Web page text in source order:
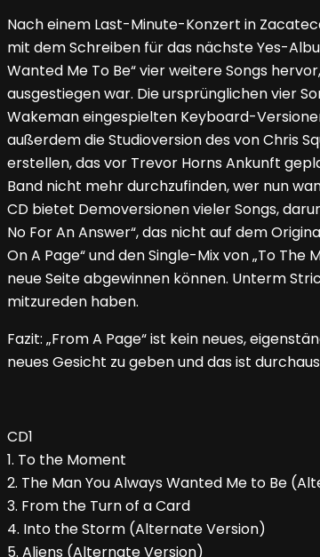
Nach einem Last-Minute-Konzert in
mit dem Schreiben für das nächste Yes-
Wanted Me To Be“ vier weitere Songs
ausgestiegen war. Die ursprünglichen vier
Wakeman eingespielten Keyboard-
außerdem die Studioversion des von Chris
erstellen, das vor Trevor Horns Ankunft
Band nicht mehr durchzufinden, wer nun
CD bietet Demoversionen vieler Songs,
No For An Answer“, das nicht auf dem
On A Page“ und den Single-Mix von „To
neue Seite abgewinnen können. Unterm
mitzureden haben.
Fazit: „From A Page“ ist kein neues,
neues Gesicht zu geben und das ist
CD1
1. To the Moment
2. The Man You Always Wanted Me to Be
3. From the Turn of a Card
4. Into the Storm (Alternate Version)
5. Aliens (Alternate Version)